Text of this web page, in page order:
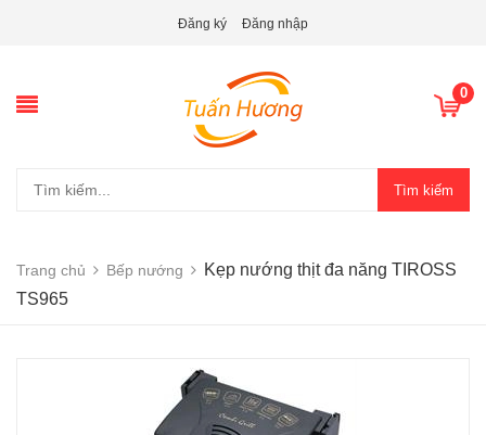
Đăng ký Đăng nhập
0
Tìm kiếm
Trang chủ Bếp nướng
Kẹp nướng thịt đa năng TIROSS
TS965